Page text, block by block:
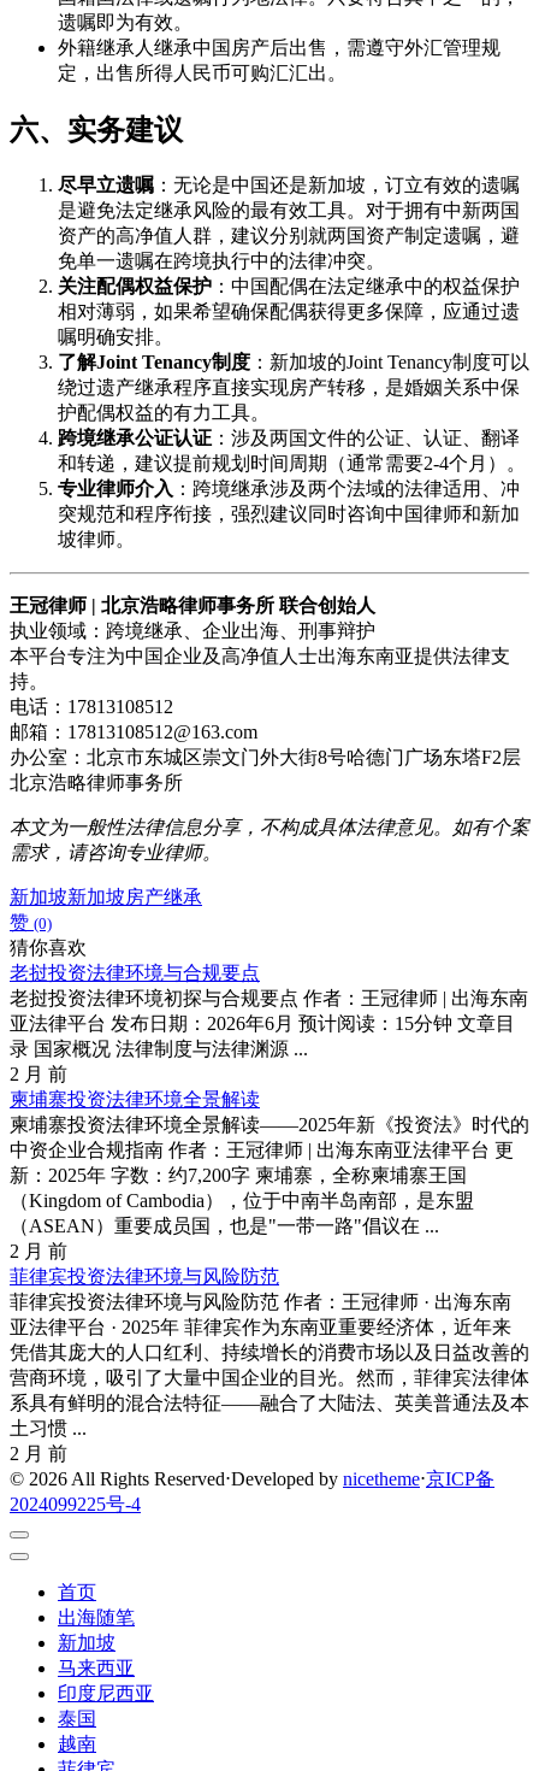
遗嘱即为有效。
外籍继承人继承中国房产后出售，需遵守外汇管理规
定，出售所得人民币可购汇汇出。
六、实务建议
尽早立遗嘱 ：无论是中国还是新加坡，订立有效的遗嘱
是避免法定继承风险的最有效工具。对于拥有中新两国
资产的高净值人群，建议分别就两国资产制定遗嘱，避
免单一遗嘱在跨境执行中的法律冲突。
关注配偶权益保护 ：中国配偶在法定继承中的权益保护
相对薄弱，如果希望确保配偶获得更多保障，应通过遗
嘱明确安排。
了解Joint Tenancy制度 ：新加坡的Joint Tenancy制度可以
绕过遗产继承程序直接实现房产转移，是婚姻关系中保
护配偶权益的有力工具。
跨境继承公证认证 ：涉及两国文件的公证、认证、翻译
和转递，建议提前规划时间周期（通常需要2-4个月）。
专业律师介入 ：跨境继承涉及两个法域的法律适用、冲
突规范和程序衔接，强烈建议同时咨询中国律师和新加
坡律师。
王冠律师 | 北京浩略律师事务所 联合创始人
执业领域：跨境继承、企业出海、刑事辩护
本平台专注为中国企业及高净值人士出海东南亚提供法律支
持。
电话：17813108512
邮箱：17813108512@163.com
办公室：北京市东城区崇文门外大街8号哈德门广场东塔F2层
北京浩略律师事务所
本文为一般性法律信息分享，不构成具体法律意见。如有个案
需求，请咨询专业律师。
新加坡新加坡房产继承
赞 (0)
猜你喜欢
老挝投资法律环境与合规要点
老挝投资法律环境初探与合规要点 作者：王冠律师 | 出海东南
亚法律平台 发布日期：2026年6月 预计阅读：15分钟 文章目
录 国家概况 法律制度与法律渊源 ...
2 月 前
柬埔寨投资法律环境全景解读
柬埔寨投资法律环境全景解读——2025年新《投资法》时代的
中资企业合规指南 作者：王冠律师 | 出海东南亚法律平台 更
新：2025年 字数：约7,200字 柬埔寨，全称柬埔寨王国
（Kingdom of Cambodia），位于中南半岛南部，是东盟
（ASEAN）重要成员国，也是"一带一路"倡议在 ...
2 月 前
菲律宾投资法律环境与风险防范
菲律宾投资法律环境与风险防范 作者：王冠律师 · 出海东南
亚法律平台 · 2025年 菲律宾作为东南亚重要经济体，近年来
凭借其庞大的人口红利、持续增长的消费市场以及日益改善的
营商环境，吸引了大量中国企业的目光。然而，菲律宾法律体
系具有鲜明的混合法特征——融合了大陆法、英美普通法及本
土习惯 ...
2 月 前
© 2026 All Rights Reserved⋅Developed by nicetheme⋅京ICP备
2024099225号-4
首页
出海随笔
新加坡
马来西亚
印度尼西亚
泰国
越南